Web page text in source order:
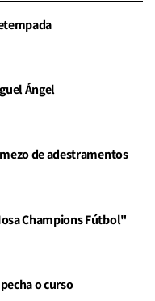
Ángel
de adestramentos
Champions Fútbol"
o curso